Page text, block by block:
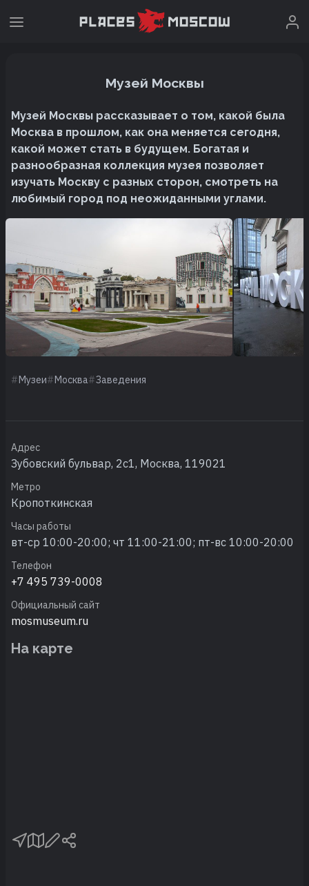
Музей Москвы
Музей Москвы рассказывает о том, какой была
Москва в прошлом, как она меняется сегодня,
какой может стать в будущем. Богатая и
разнообразная коллекция музея позволяет
изучать Москву с разных сторон, смотреть на
любимый город под неожиданными углами.
Музеи Москва Заведения
Адрес
Зубовский бульвар, 2с1, Москва, 119021
Метро
Кропоткинская
Часы работы
вт-ср 10:00-20:00; чт 11:00-21:00; пт-вс 10:00-20:00
Телефон
+7 495 739-0008
Официальный сайт
mosmuseum.ru
На карте